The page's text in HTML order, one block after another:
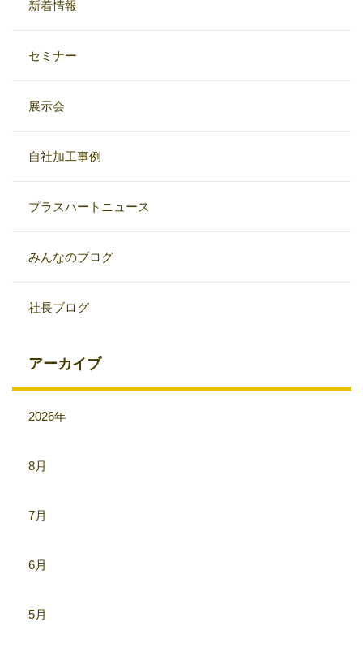
新着情報
セミナー
展示会
自社加工事例
プラスハートニュース
みんなのブログ
社長ブログ
アーカイブ
2026年
8月
7月
6月
5月